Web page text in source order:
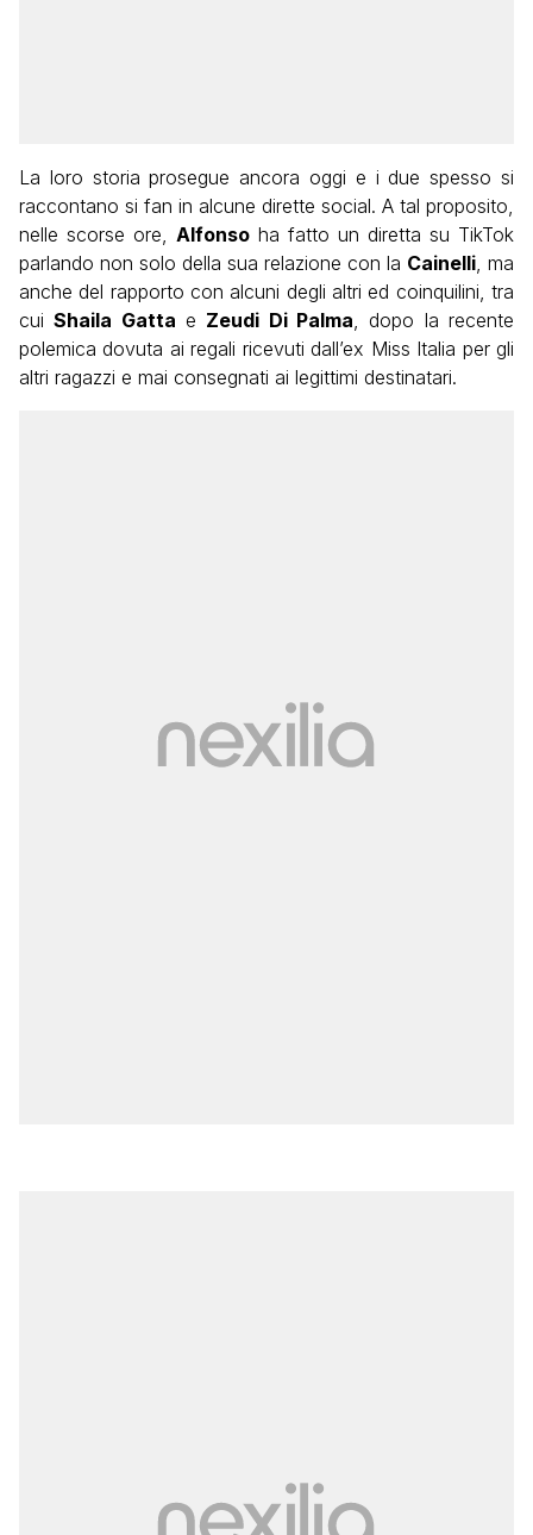
La loro storia prosegue ancora oggi e i due spesso si
raccontano si fan in alcune dirette social. A tal proposito,
nelle scorse ore, Alfonso ha fatto un diretta su TikTok
parlando non solo della sua relazione con la Cainelli, ma
anche del rapporto con alcuni degli altri ed coinquilini, tra
cuiShaila Gatta e Zeudi Di Palma, dopo la recente
polemica dovuta ai regali ricevuti dall’ex Miss Italia per gli
altri ragazzi e mai consegnati ai legittimi destinatari.